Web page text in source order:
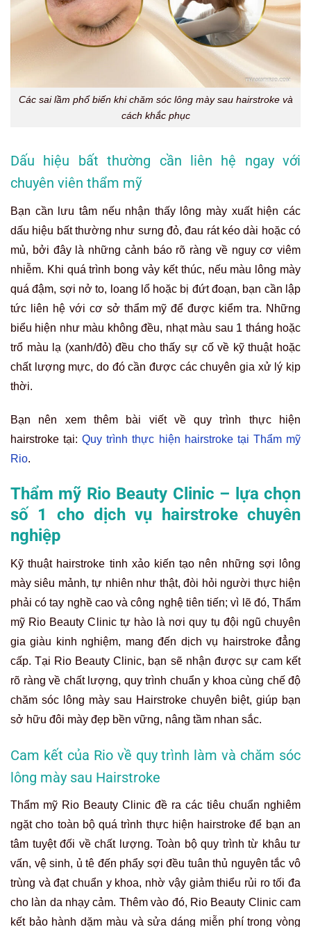
Các sai lầm phổ biến khi chăm sóc lông mày sau hairstroke và
cách khắc phục
Dấu hiệu bất thường cần liên hệ ngay với
chuyên viên thẩm mỹ
Bạn cần lưu tâm nếu nhận thấy lông mày xuất hiện các
dấu hiệu bất thường như sưng đỏ, đau rát kéo dài hoặc có
mủ, bởi đây là những cảnh báo rõ ràng về nguy cơ viêm
nhiễm. Khi quá trình bong vảy kết thúc, nếu màu lông mày
quá đậm, sợi nở to, loang lổ hoặc bị đứt đoạn, bạn cần lập
tức liên hệ với cơ sở thẩm mỹ để được kiểm tra. Những
biểu hiện như màu không đều, nhạt màu sau 1 tháng hoặc
trổ màu lạ (xanh/đỏ) đều cho thấy sự cố về kỹ thuật hoặc
chất lượng mực, do đó cần được các chuyên gia xử lý kịp
thời.
Bạn nên xem thêm bài viết về quy trình thực hiện
hairstroke tại: Quy trình thực hiện hairstroke tại Thẩm mỹ
Rio.
Thẩm mỹ Rio Beauty Clinic – lựa chọn
số 1 cho dịch vụ hairstroke chuyên
nghiệp
Kỹ thuật hairstroke tinh xảo kiến tạo nên những sợi lông
mày siêu mảnh, tự nhiên như thật, đòi hỏi người thực hiện
phải có tay nghề cao và công nghệ tiên tiến; vì lẽ đó, Thẩm
mỹ Rio Beauty Clinic tự hào là nơi quy tụ đội ngũ chuyên
gia giàu kinh nghiệm, mang đến dịch vụ hairstroke đẳng
cấp. Tại Rio Beauty Clinic, bạn sẽ nhận được sự cam kết
rõ ràng về chất lượng, quy trình chuẩn y khoa cùng chế độ
chăm sóc lông mày sau Hairstroke chuyên biệt, giúp bạn
sở hữu đôi mày đẹp bền vững, nâng tầm nhan sắc.
Cam kết của Rio về quy trình làm và chăm sóc
lông mày sau Hairstroke
Thẩm mỹ Rio Beauty Clinic đề ra các tiêu chuẩn nghiêm
ngặt cho toàn bộ quá trình thực hiện hairstroke để bạn an
tâm tuyệt đối về chất lượng. Toàn bộ quy trình từ khâu tư
vấn, vệ sinh, ủ tê đến phẩy sợi đều tuân thủ nguyên tắc vô
trùng và đạt chuẩn y khoa, nhờ vậy giảm thiểu rủi ro tối đa
cho làn da nhạy cảm. Thêm vào đó, Rio Beauty Clinic cam
kết bảo hành dặm màu và sửa dáng miễn phí trong vòng